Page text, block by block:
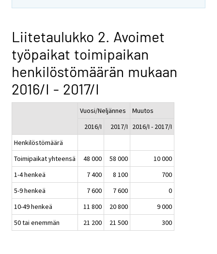
Liitetaulukko 2. Avoimet
työpaikat toimipaikan
henkilöstömäärän mukaan
2016/I - 2017/I
Vuosi/Neljännes
Muutos
2016/I
2017/I
2016/I - 2017/I
Henkilöstömäärä
Toimipaikat yhteensä
48 000 58 000
10 000
1-4 henkeä
7 400 8 100
700
5-9 henkeä
7 600 7 600
0
10-49 henkeä
11 800 20 800
9 000
50 tai enemmän
21 200 21 500 300